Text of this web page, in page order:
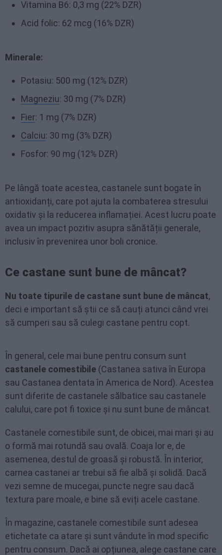
Vitamina B6: 0,3 mg (22% DZR)
Acid folic: 62 mcg (16% DZR)
Minerale:
Potasiu: 500 mg (12% DZR)
Magneziu: 30 mg (7% DZR)
Fier: 1 mg (7% DZR)
Calciu: 30 mg (3% DZR)
Fosfor: 90 mg (12% DZR)
Pe lângă toate acestea, castanele sunt bogate în
antioxidanți, care pot ajuta la combaterea stresului
oxidativ și la reducerea inflamației. Acest lucru poate
avea un impact pozitiv asupra sănătății generale,
inclusiv în prevenirea unor boli cronice.
Ce castane sunt bune de mâncat?
Nu toate tipurile de castane sunt bune de mâncat,
deci e important să știi ce să cauți atunci când vrei
să cumperi sau să culegi castane pentru copt.
În general, cele mai bune pentru consum sunt
castanele comestibile (Castanea sativa în Europa
sau Castanea dentata în America de Nord). Acestea
sunt diferite de castanele sălbatice sau castanele
calului, care pot fi toxice și nu sunt bune de mâncat.
Castanele comestibile sunt, de obicei, mai mari și au
o formă mai rotundă sau ovală. Coaja lor e, de
asemenea, destul de groasă și robustă. În interior,
carnea castanei ar trebui să fie albă și solidă. Dacă
vezi semne de mucegai, puncte negre sau dacă
textura pare moale, e bine să eviți acele castane.
În magazine, castanele comestibile sunt adesea
etichetate ca atare și sunt vândute în mod specific
pentru consum. Dacă ai opțiunea, alege castane care